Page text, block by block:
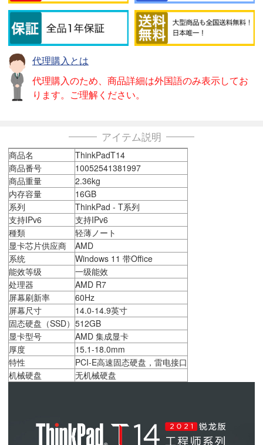
代理購入とは
代理購入のため、商品詳細は外国語のみ表示してお
ります。ご理解ください。
アイテム説明
商品名
ThinkPadT14
商品番号
10052541381997
商品重量
2.36kg
内存容量
16GB
系列
ThinkPad - T系列
支持IPv6
支持IPv6
種類
轻薄ノート
显卡芯片供应商
AMD
系统
Windows 11 带Office
能效等级
一级能效
处理器
AMD R7
屏幕刷新率
60Hz
屏幕尺寸
14.0-14.9英寸
固态硬盘（SSD） 512GB
显卡型号
AMD 集成显卡
厚度
15.1-18.0mm
特性
PCI-E高速固态硬盘，雷电接口
机械硬盘
无机械硬盘